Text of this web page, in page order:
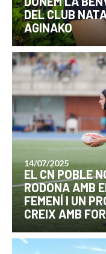
DEL CLUB
AGINAKO
14/07/2025
EL CN POBLE
RODONA AMB
FEMENÍ I UN
CREIX AMB